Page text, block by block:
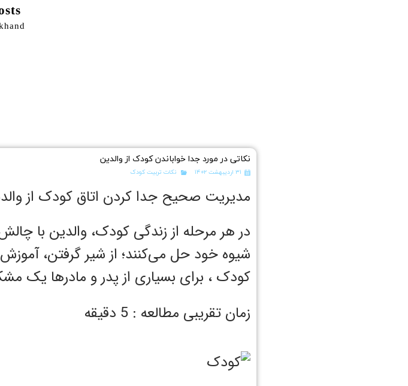
نکاتی در مورد جدا خواباندن کودک از والدین
۳۱ اردیبهشت ۱۴۰۲ نکات تربیت کودک
مدیریت صحیح جدا کردن اتاق کودک از
در هر مرحله از زندگی کودک، والدین با
شیوه خود حل می‌کنند؛ از شیر گرفتن،
کودک ، برای بسیاری از پدر و مادرها یک
زمان تقریبی مطالعه : 5 دقیقه